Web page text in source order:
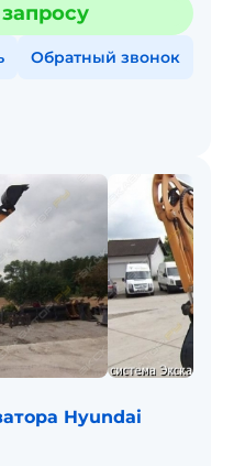
Обратный звонок
Hyundai